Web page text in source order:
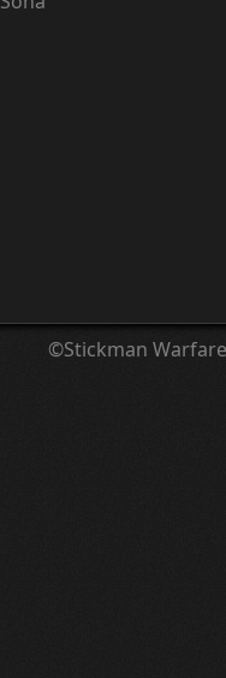
©Stickman Warfare